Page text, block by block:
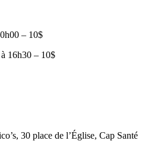
– 10$
16h30 – 10$
30 place de l’Église, Cap Santé